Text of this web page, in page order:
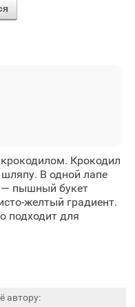
Крокодил
В одной лапе
— пышный букет
желтый градиент.
подходит для
автору: